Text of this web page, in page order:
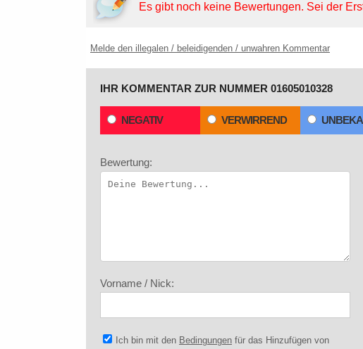
Es gibt noch keine Bewertungen. Sei der
Melde den illegalen / beleidigenden / unwahren Kommentar
IHR KOMMENTAR ZUR NUMMER 01605010328
NEGATIV VERWIRREND
Bewertung:
Vorname / Nick:
Ich bin mit den Bedingungen für das Hinzufügen von